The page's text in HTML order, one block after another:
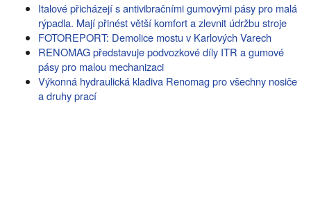
Italové přicházejí s antivibračními gumovými pásy pro malá
rýpadla. Mají přinést větší komfort a zlevnit údržbu stroje
FOTOREPORT: Demolice mostu v Karlových Varech
RENOMAG představuje podvozkové díly ITR a gumové
pásy pro malou mechanizaci
Výkonná hydraulická kladiva Renomag pro všechny nosiče
a druhy prací